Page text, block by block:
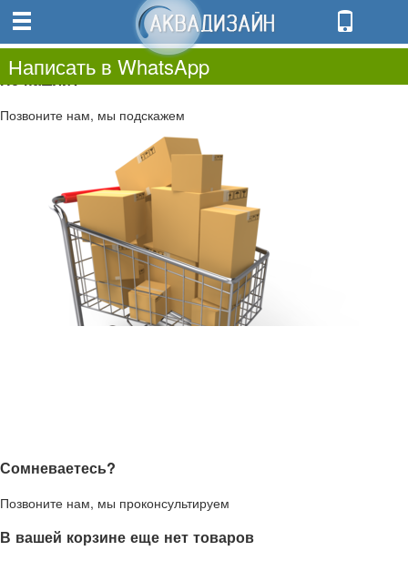
0.00
0
Не нашли?
Позвоните нам, мы подскажем
Сомневаетесь?
Позвоните нам, мы проконсультируем
В вашей корзине еще нет товаров
Написать в WhatsApp